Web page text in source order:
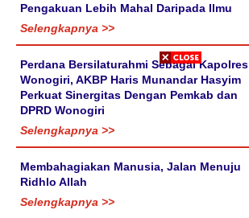
Pengakuan Lebih Mahal Daripada Ilmu
Selengkapnya >>
Perdana Bersilaturahmi Sebagai Kapolres
Wonogiri, AKBP Haris Munandar Hasyim
Perkuat Sinergitas Dengan Pemkab dan
DPRD Wonogiri
Selengkapnya >>
Membahagiakan Manusia, Jalan Menuju
Ridhlo Allah
Selengkapnya >>